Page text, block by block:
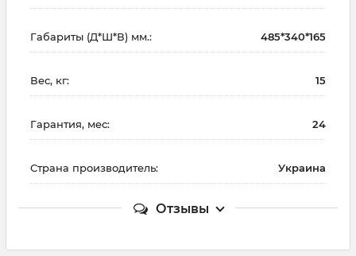
Габариты (Д*Ш*В) мм.: 485*340*165
Вес, кг: 15
Гарантия, мес: 24
Страна производитель: Украина
Отзывы